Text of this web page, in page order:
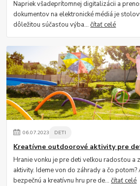
Napriek všadeprítomnej digitalizácii a
dokumentov na elektronické médiá je
dôležitou súčasťou výba...čítať celé
06.07.2023 DETI
Kreatívne outdoorové aktivity pre
Hranie vonku je pre deti veľkou radosťou a
aktivity. Ideme von do záhrady a čo
bezpečnú a kreatívnu hru pre de...čítať celé